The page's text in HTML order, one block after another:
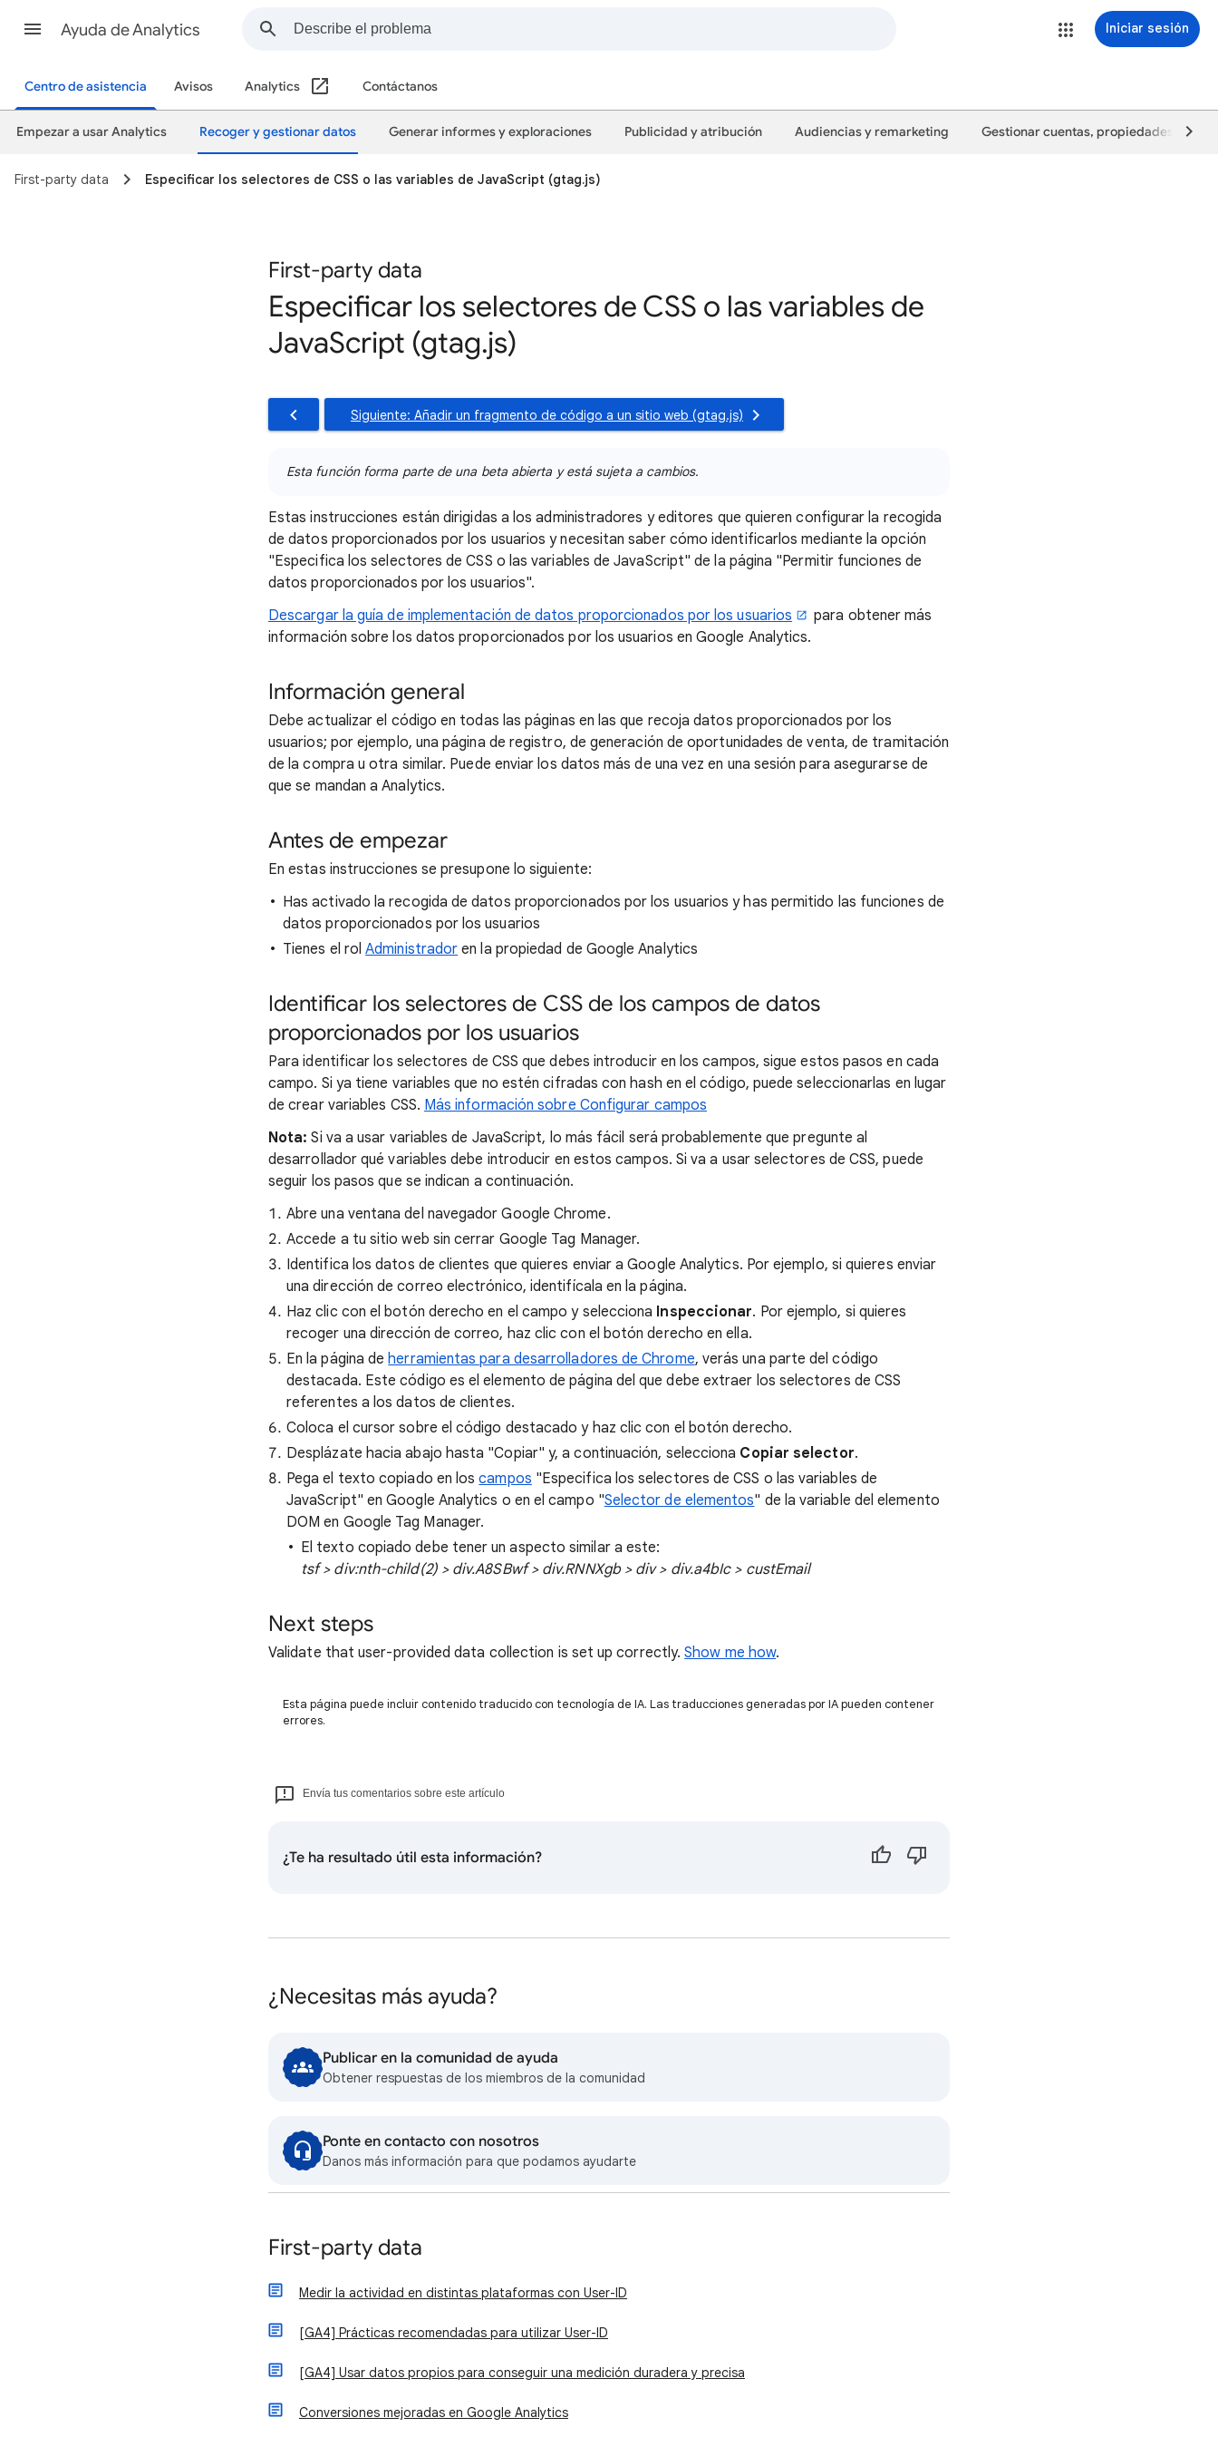
Ayuda de Analytics Iniciar sesión
Centro de asistencia Avisos Analytics Contáctanos
Empezar a usar Analytics Recoger y gestionar datos Generar informes y exploraciones Publicidad y atribución Audiencias y remarketing Gestionar cuentas, propiedades y
First-party data Especificar los selectores de CSS o las variables de JavaScript (gtag.js)
First-party data
Especificar los selectores de CSS o las variables de
JavaScript (gtag.js)
Siguiente: Añadir un fragmento de código a un sitio web (gtag.js)
Esta función forma parte de una beta abierta y está sujeta a cambios.
Estas instrucciones están dirigidas a los administradores y editores que quieren configurar la recogida
de datos proporcionados por los usuarios y necesitan saber cómo identificarlos mediante la opción
"Especifica los selectores de CSS o las variables de JavaScript" de la página "Permitir funciones de
datos proporcionados por los usuarios".
Descargar la guía de implementación de datos proporcionados por los usuarios
para obtener más
información sobre los datos proporcionados por los usuarios en Google Analytics.
Información general
Debe actualizar el código en todas las páginas en las que recoja datos proporcionados por los
usuarios; por ejemplo, una página de registro, de generación de oportunidades de venta, de tramitación
de la compra u otra similar. Puede enviar los datos más de una vez en una sesión para asegurarse de
que se mandan a Analytics.
Antes de empezar
En estas instrucciones se presupone lo siguiente:
Has activado la recogida de datos proporcionados por los usuarios y has permitido las funciones de
datos proporcionados por los usuarios
Tienes el rolAdministrador en la propiedad de Google Analytics
Identificar los selectores de CSS de los campos de datos
proporcionados por los usuarios
Para identificar los selectores de CSS que debes introducir en los campos, sigue estos pasos en cada
campo. Si ya tiene variables que no estén cifradas con hash en el código, puede seleccionarlas en lugar
de crear variables CSS. Más información sobre Configurar campos
Nota: Si va a usar variables de JavaScript, lo más fácil será probablemente que pregunte al
desarrollador qué variables debe introducir en estos campos. Si va a usar selectores de CSS, puede
seguir los pasos que se indican a continuación.
Abre una ventana del navegador Google Chrome.
Accede a tu sitio web sin cerrar Google Tag Manager.
Identifica los datos de clientes que quieres enviar a Google Analytics. Por ejemplo, si quieres enviar
una dirección de correo electrónico, identifícala en la página.
Haz clic con el botón derecho en el campo y selecciona Inspeccionar. Por ejemplo, si quieres
recoger una dirección de correo, haz clic con el botón derecho en ella.
En la página de herramientas para desarrolladores de Chrome, verás una parte del código
destacada. Este código es el elemento de página del que debe extraer los selectores de CSS
referentes a los datos de clientes.
Coloca el cursor sobre el código destacado y haz clic con el botón derecho.
Desplázate hacia abajo hasta "Copiar" y, a continuación, selecciona Copiar selector.
Pega el texto copiado en loscampos "Especifica los selectores de CSS o las variables de
JavaScript" en Google Analytics o en el campo "Selector de elementos" de la variable del elemento
DOM en Google Tag Manager.
El texto copiado debe tener un aspecto similar a este:
tsf > div:nth-child(2) > div.A8SBwf > div.RNNXgb > div > div.a4bIc > custEmail
Next steps
Validate that user-provided data collection is set up correctly.Show me how.
Esta página puede incluir contenido traducido con tecnología de IA. Las traducciones generadas por IA pueden contener
errores.
Envía tus comentarios sobre este artículo
¿Te ha resultado útil esta información?
¿Necesitas más ayuda?
Publicar en la comunidad de ayuda
Obtener respuestas de los miembros de la comunidad
Ponte en contacto con nosotros
Danos más información para que podamos ayudarte
First-party data
Medir la actividad en distintas plataformas con User-ID
[GA4] Prácticas recomendadas para utilizar User-ID
[GA4] Usar datos propios para conseguir una medición duradera y precisa
Conversiones mejoradas en Google Analytics